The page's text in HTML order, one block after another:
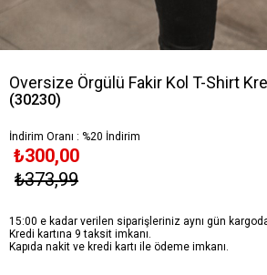
Oversize Örgülü Fakir Kol T-Shirt
(30230)
İndirim Oranı : %20 İndirim
₺373,99
₺300,00
15:00 e kadar verilen siparişleriniz aynı gün
Kredi kartına 9 taksit imkanı.
Kapıda nakit ve kredi kartı ile ödeme imkanı.